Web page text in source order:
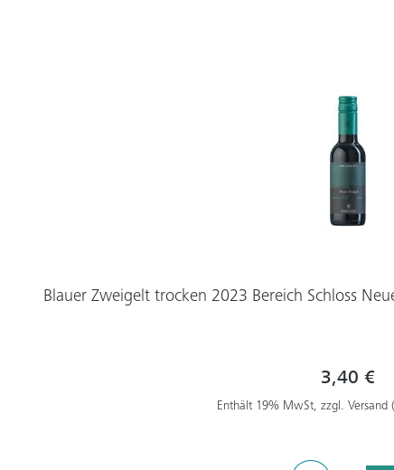
Blauer Zweigelt trocken 2023 Bereich Schloss
3,40 €
Enthält 19% MwSt, zzgl. Versand